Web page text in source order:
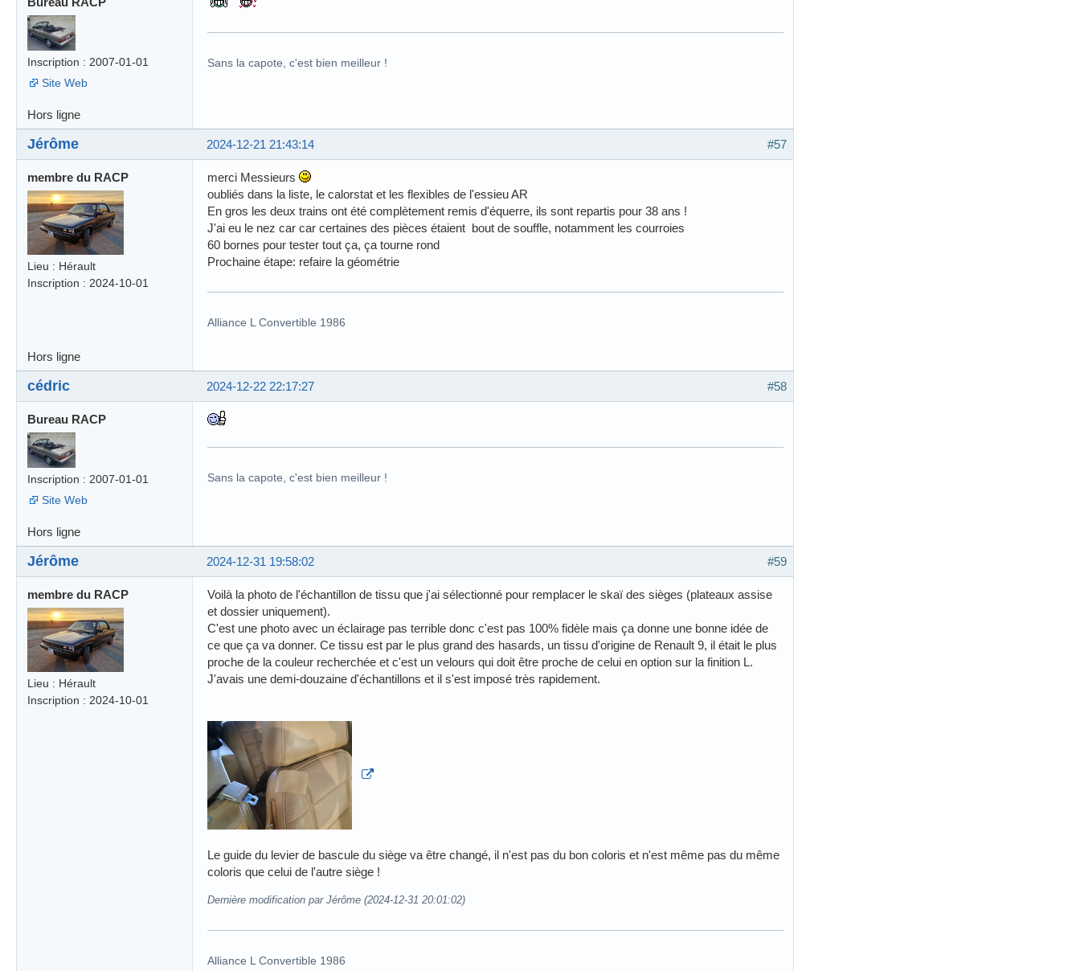
Inscription : 2007-01-01
Site Web
Sans la capote, c'est bien meilleur !
Hors ligne
#57
2024-12-21 21:43:14
Jérôme
membre du RACP
Lieu : Hérault
Inscription : 2024-10-01
merci Messieurs
oubliés dans la liste, le calorstat et les flexibles de l'essieu AR
En gros les deux trains ont été complètement remis d'équerre, ils sont repartis pour 38 ans !
J'ai eu le nez car car certaines des pièces étaient bout de souffle, notamment les courroies
60 bornes pour tester tout ça, ça tourne rond
Prochaine étape: refaire la géométrie
Alliance L Convertible 1986
Hors ligne
#58
2024-12-22 22:17:27
cédric
Bureau RACP
Inscription : 2007-01-01
Site Web
Sans la capote, c'est bien meilleur !
Hors ligne
#59
2024-12-31 19:58:02
Jérôme
membre du RACP
Lieu : Hérault
Inscription : 2024-10-01
Voilà la photo de l'échantillon de tissu que j'ai sélectionné pour remplacer le skaï des sièges (plateaux assise
et dossier uniquement).
C'est une photo avec un éclairage pas terrible donc c'est pas 100% fidèle mais ça donne une bonne idée de
ce que ça va donner. Ce tissu est par le plus grand des hasards, un tissu d'origine de Renault 9, il était le plus
proche de la couleur recherchée et c'est un velours qui doit être proche de celui en option sur la finition L.
J'avais une demi-douzaine d'échantillons et il s'est imposé très rapidement.
Le guide du levier de bascule du siège va être changé, il n'est pas du bon coloris et n'est même pas du même
coloris que celui de l'autre siège !
Dernière modification par Jérôme (2024-12-31 20:01:02)
Alliance L Convertible 1986